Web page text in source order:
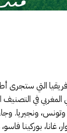
التي ستجرى
في
وتونس،
بوركينا